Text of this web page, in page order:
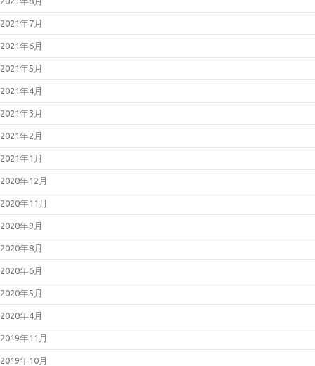
2021年7月
2021年6月
2021年5月
2021年4月
2021年3月
2021年2月
2021年1月
2020年12月
2020年11月
2020年9月
2020年8月
2020年6月
2020年5月
2020年4月
2019年11月
2019年10月